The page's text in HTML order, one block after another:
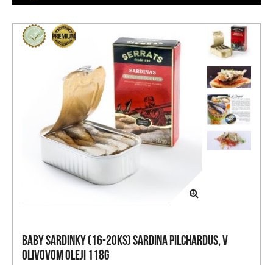
BABY sardinky (16-20ks) Sardina pilchardus, v
olivovom oleji 118g